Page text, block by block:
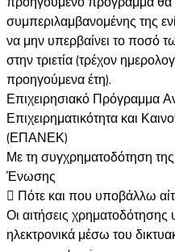
συμπεριλαμβανομένης της
να μην υπερβαίνει το ποσό
στην τριετία (τρέχον
προηγούμενα έτη).
Επιχειρησιακό Πρόγραμμα
Επιχειρηματικότητα και
(ΕΠΑΝΕΚ)
Με τη συγχρηματοδότηση
Ένωσης
 Πότε και που υποβάλλω
Οι αιτήσεις
ηλεκτρονικά μέσω του